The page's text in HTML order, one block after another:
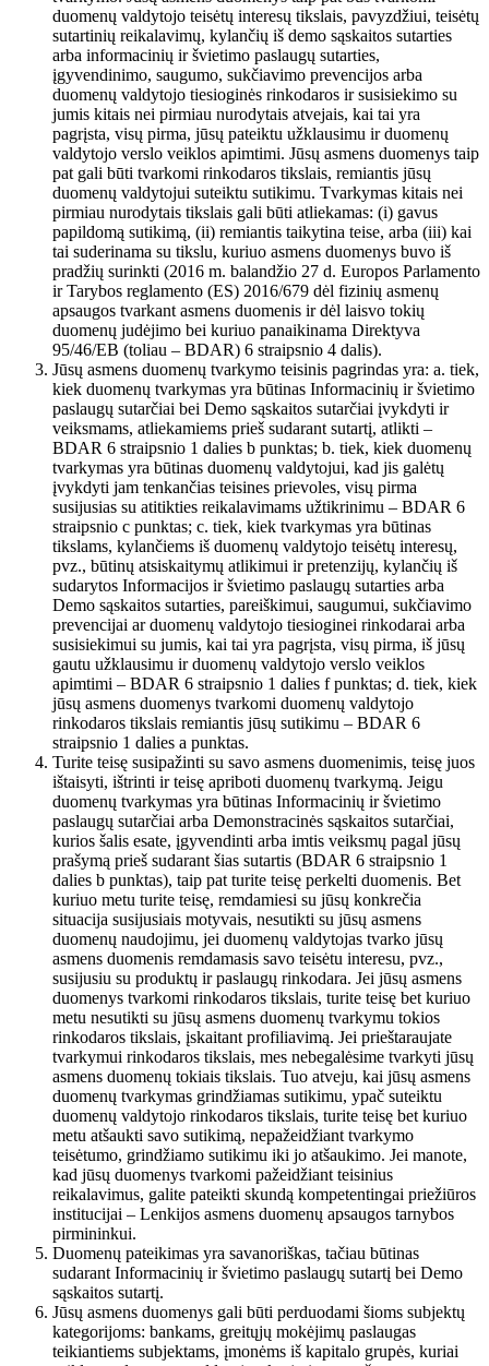
duomenų valdytojo teisėtų interesų tikslais, pavyzdžiui, teisėtų
sutartinių reikalavimų, kylančių iš demo sąskaitos sutarties
arba informacinių ir švietimo paslaugų sutarties,
įgyvendinimo, saugumo, sukčiavimo prevencijos arba
duomenų valdytojo tiesioginės rinkodaros ir susisiekimo su
jumis kitais nei pirmiau nurodytais atvejais, kai tai yra
pagrįsta, visų pirma, jūsų pateiktu užklausimu ir duomenų
valdytojo verslo veiklos apimtimi. Jūsų asmens duomenys taip
pat gali būti tvarkomi rinkodaros tikslais, remiantis jūsų
duomenų valdytojui suteiktu sutikimu. Tvarkymas kitais nei
pirmiau nurodytais tikslais gali būti atliekamas: (i) gavus
papildomą sutikimą, (ii) remiantis taikytina teise, arba (iii) kai
tai suderinama su tikslu, kuriuo asmens duomenys buvo iš
pradžių surinkti (2016 m. balandžio 27 d. Europos Parlamento
ir Tarybos reglamento (ES) 2016/679 dėl fizinių asmenų
apsaugos tvarkant asmens duomenis ir dėl laisvo tokių
duomenų judėjimo bei kuriuo panaikinama Direktyva
95/46/EB (toliau – BDAR) 6 straipsnio 4 dalis).
Jūsų asmens duomenų tvarkymo teisinis pagrindas yra: a. tiek,
kiek duomenų tvarkymas yra būtinas Informacinių ir švietimo
paslaugų sutarčiai bei Demo sąskaitos sutarčiai įvykdyti ir
veiksmams, atliekamiems prieš sudarant sutartį, atlikti –
BDAR 6 straipsnio 1 dalies b punktas; b. tiek, kiek duomenų
tvarkymas yra būtinas duomenų valdytojui, kad jis galėtų
įvykdyti jam tenkančias teisines prievoles, visų pirma
susijusias su atitikties reikalavimams užtikrinimu – BDAR 6
straipsnio c punktas; c. tiek, kiek tvarkymas yra būtinas
tikslams, kylančiems iš duomenų valdytojo teisėtų interesų,
pvz., būtinų atsiskaitymų atlikimui ir pretenzijų, kylančių iš
sudarytos Informacijos ir švietimo paslaugų sutarties arba
Demo sąskaitos sutarties, pareiškimui, saugumui, sukčiavimo
prevencijai ar duomenų valdytojo tiesioginei rinkodarai arba
susisiekimui su jumis, kai tai yra pagrįsta, visų pirma, iš jūsų
gautu užklausimu ir duomenų valdytojo verslo veiklos
apimtimi – BDAR 6 straipsnio 1 dalies f punktas; d. tiek, kiek
jūsų asmens duomenys tvarkomi duomenų valdytojo
rinkodaros tikslais remiantis jūsų sutikimu – BDAR 6
straipsnio 1 dalies a punktas.
Turite teisę susipažinti su savo asmens duomenimis, teisę juos
ištaisyti, ištrinti ir teisę apriboti duomenų tvarkymą. Jeigu
duomenų tvarkymas yra būtinas Informacinių ir švietimo
paslaugų sutarčiai arba Demonstracinės sąskaitos sutarčiai,
kurios šalis esate, įgyvendinti arba imtis veiksmų pagal jūsų
prašymą prieš sudarant šias sutartis (BDAR 6 straipsnio 1
dalies b punktas), taip pat turite teisę perkelti duomenis. Bet
kuriuo metu turite teisę, remdamiesi su jūsų konkrečia
situacija susijusiais motyvais, nesutikti su jūsų asmens
duomenų naudojimu, jei duomenų valdytojas tvarko jūsų
asmens duomenis remdamasis savo teisėtu interesu, pvz.,
susijusiu su produktų ir paslaugų rinkodara. Jei jūsų asmens
duomenys tvarkomi rinkodaros tikslais, turite teisę bet kuriuo
metu nesutikti su jūsų asmens duomenų tvarkymu tokios
rinkodaros tikslais, įskaitant profiliavimą. Jei prieštaraujate
tvarkymui rinkodaros tikslais, mes nebegalėsime tvarkyti jūsų
asmens duomenų tokiais tikslais. Tuo atveju, kai jūsų asmens
duomenų tvarkymas grindžiamas sutikimu, ypač suteiktu
duomenų valdytojo rinkodaros tikslais, turite teisę bet kuriuo
metu atšaukti savo sutikimą, nepažeidžiant tvarkymo
teisėtumo, grindžiamo sutikimu iki jo atšaukimo. Jei manote,
kad jūsų duomenys tvarkomi pažeidžiant teisinius
reikalavimus, galite pateikti skundą kompetentingai priežiūros
institucijai – Lenkijos asmens duomenų apsaugos tarnybos
pirmininkui.
Duomenų pateikimas yra savanoriškas, tačiau būtinas
sudarant Informacinių ir švietimo paslaugų sutartį bei Demo
sąskaitos sutartį.
Jūsų asmens duomenys gali būti perduodami šioms subjektų
kategorijoms: bankams, greitųjų mokėjimų paslaugas
teikiantiems subjektams, įmonėms iš kapitalo grupės, kuriai